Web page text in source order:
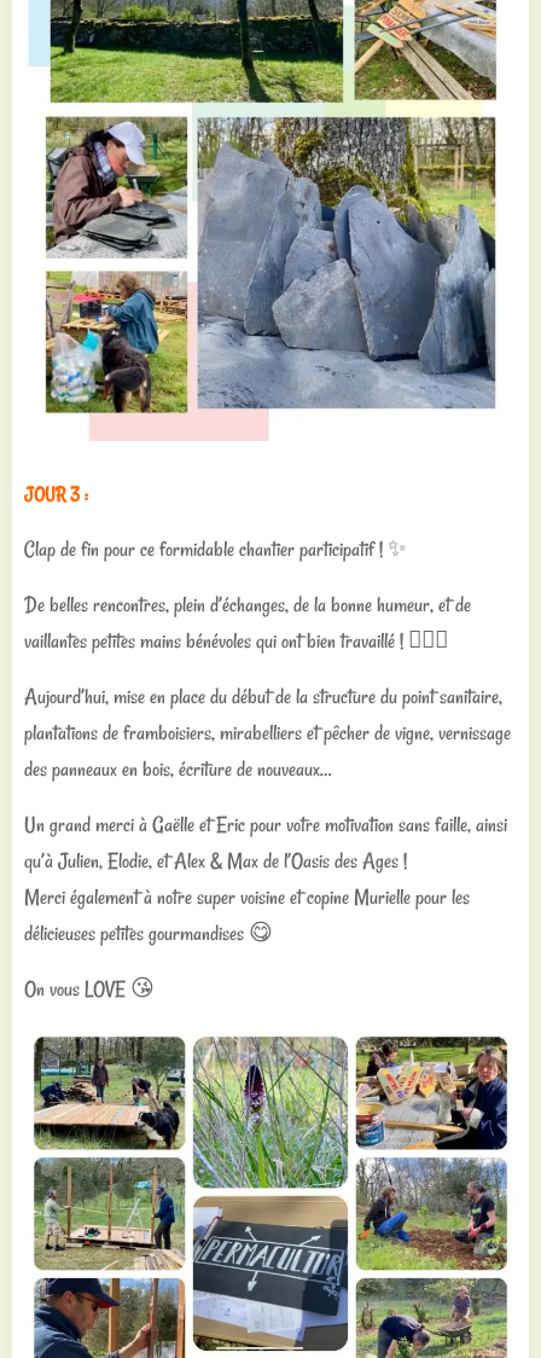
JOUR 3 :
Clap de fin pour ce formidable chantier participatif ! ✨
De belles rencontres, plein d’échanges, de la bonne humeur, et de
vaillantes petites mains bénévoles qui ont bien travaillé ! 👍🏼🌱
Aujourd’hui, mise en place du début de la structure du point sanitaire,
plantations de framboisiers, mirabelliers et pêcher de vigne, vernissage
des panneaux en bois, écriture de nouveaux…
Un grand merci à Gaëlle et Eric pour votre motivation sans faille, ainsi
qu’à Julien, Elodie, et Alex & Max de l’Oasis des Ages !
Merci également à notre super voisine et copine Murielle pour les
délicieuses petites gourmandises 😋
On vous LOVE 😘